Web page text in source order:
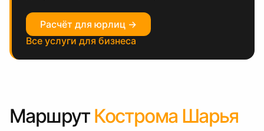
Расчёт для юрлиц →
Все услуги для бизнеса
Маршрут Кострома Шарья